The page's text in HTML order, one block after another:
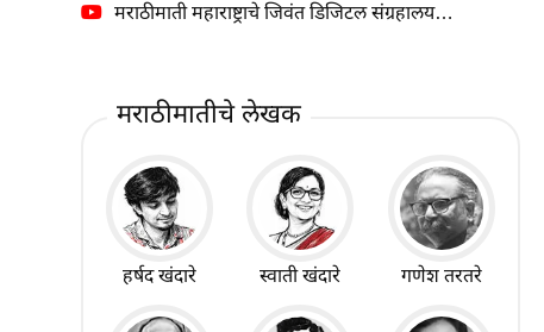
मराठीमाती महाराष्ट्राचे जिवंत डिजिटल संग्रहालय…
मराठीमातीचे लेखक
हर्षद खंदारे स्वाती खंदारे गणेश तरतरे